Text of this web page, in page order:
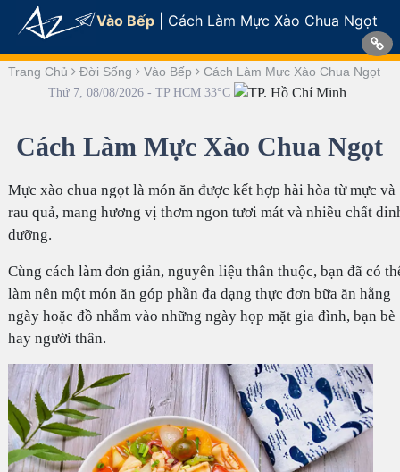
Vào Bếp Cách Làm Mực Xào Chua Ngọt
Trang Chủ Đời Sống Vào Bếp Cách Làm Mực Xào Chua Ngọt
Thứ 7, 08/08/2026 - TP HCM 33°C
Cách Làm Mực Xào Chua Ngọt
Mực xào chua ngọt là món ăn được kết hợp hài hòa từ mực và
rau quả, mang hương vị thơm ngon tươi mát và nhiều chất
dưỡng.
Cùng cách làm đơn giản, nguyên liệu thân thuộc, bạn đã có
làm nên một món ăn góp phần đa dạng thực đơn bữa ăn hằng
ngày hoặc đồ nhắm vào những ngày họp mặt gia đình, bạn bè
hay người thân.